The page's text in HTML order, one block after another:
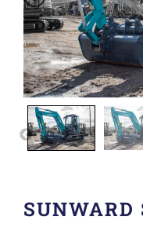
SUNWARD